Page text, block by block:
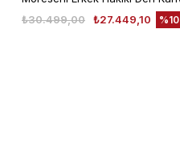
₺27.449,10
₺30.499,00 %10